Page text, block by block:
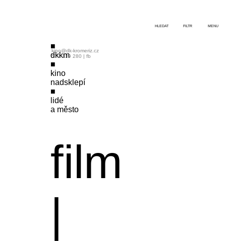
dkkm
kino
nadsklepí
lidé
a město
film
|
kino@dk-kromeriz.cz
573 339 280 | fb
HLEDAT FILTR MENU